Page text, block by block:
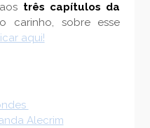
três capítulos da
carinho, sobre esse
aqui!
Alecrim